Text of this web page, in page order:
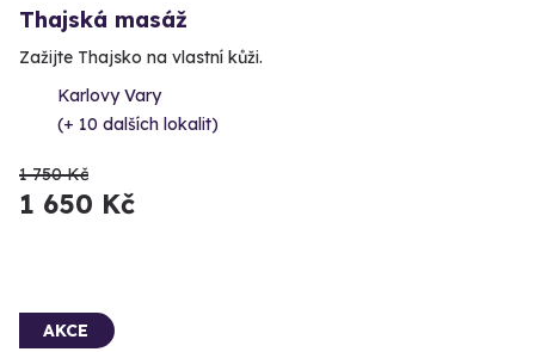
Thajská masáž
Zažijte Thajsko na vlastní kůži.
Karlovy Vary
(+ 10 dalších lokalit)
1 750 Kč
1 650 Kč
AKCE